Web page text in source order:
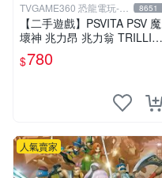
TVGAME360 恐龍電玩-台
中店
8651
【二手遊戲】PSVITA PSV 魔
壞神 兆力昂 兆力翁 TRILLIO
N GOD OF DESTRUCTION
中文版
$780
人氣賣家